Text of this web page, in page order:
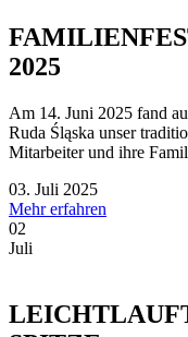
2025
Am 14. Juni 2025 fand
Ruda Śląska unser
Mitarbeiter und ihre
03. Juli 2025
Mehr erfahren
02
Juli